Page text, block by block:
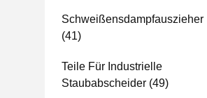
Schweißensdampfauszieher
(41)
Teile Für Industrielle
Staubabscheider (49)